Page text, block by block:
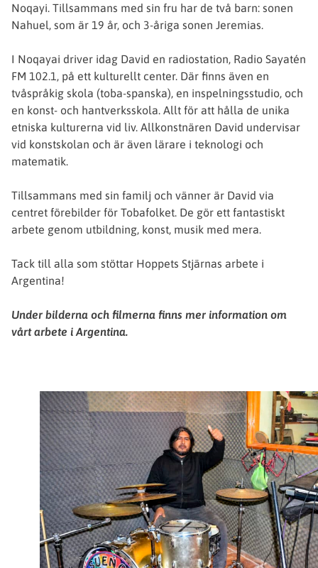
Noqayi. Tillsammans med sin fru har de två barn: sonen
Nahuel, som är 19 år, och 3-åriga sonen Jeremias.
I Noqayai driver idag David en radiostation, Radio Sayatén
FM 102.1, på ett kulturellt center. Där finns även en
tvåspråkig skola (toba-spanska), en inspelningsstudio, och
en konst- och hantverksskola. Allt för att hålla de unika
etniska kulturerna vid liv. Allkonstnären David undervisar
vid konstskolan och är även lärare i teknologi och
matematik.
Tillsammans med sin familj och vänner är David via
centret förebilder för Tobafolket. De gör ett fantastiskt
arbete genom utbildning, konst, musik med mera.
Tack till alla som stöttar Hoppets Stjärnas arbete i
Argentina!
Under bilderna och filmerna finns mer information om
vårt arbete i Argentina.